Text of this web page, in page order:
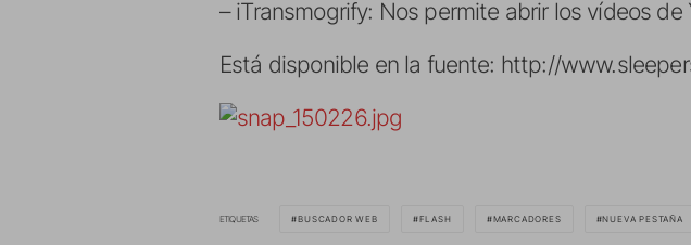
– iTransmogrify: Nos permite abrir los vídeos
Está disponible en la fuente: http://
ETIQUETAS BUSCADOR WEB FLASH MARCADORES NUEVA PESTAÑA